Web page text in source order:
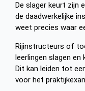
De slager keurt zijn
de daadwerkelijke
weet precies waar
Rijinstructeurs of
leerlingen slagen
Dit kan leiden tot
voor het